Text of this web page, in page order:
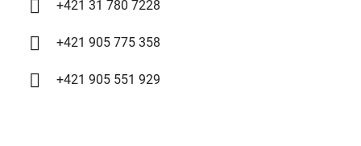
+421 31 780 7228
+421 905 775 358
+421 905 551 929